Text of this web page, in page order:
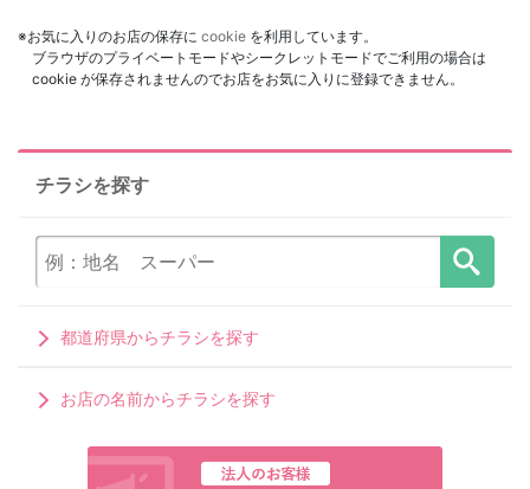
※お気に入りのお店の保存に cookie を利用しています。
ブラウザのプライベートモードやシークレットモードでご利用の場合は
cookie が保存されませんのでお店をお気に入りに登録できません。
チラシを探す
都道府県からチラシを探す
お店の名前からチラシを探す